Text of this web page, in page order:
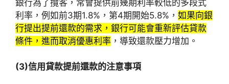
銀行為了攬客，常會提供前幾期利率較低的多段式
利率，例如前3期1.8%，第4期開始5.8%， 如果向銀
行提出提前還款的需求，銀行可能會重新評估貸款
條件，進而取消優惠利率 ，導致還款壓力增加。
(3)信用貸款提前還款的注意事項